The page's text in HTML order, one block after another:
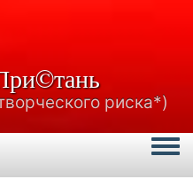
риска*)